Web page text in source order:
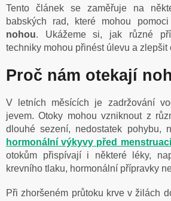
Tento článek se zaměřuje na
babských rad, které mohou pomoci
nohou. Ukážeme si, jak různé
techniky mohou přinést úlevu a zlepšit
Proč nám otekají
V letních měsících je zadržování
jevem. Otoky mohou vzniknout z
dlouhé sezení, nedostatek pohybu,
hormonální výkyvy před menstruací
otokům přispívají i některé léky,
krevního tlaku, hormonální přípravky
Při zhoršeném průtoku krve v žilách